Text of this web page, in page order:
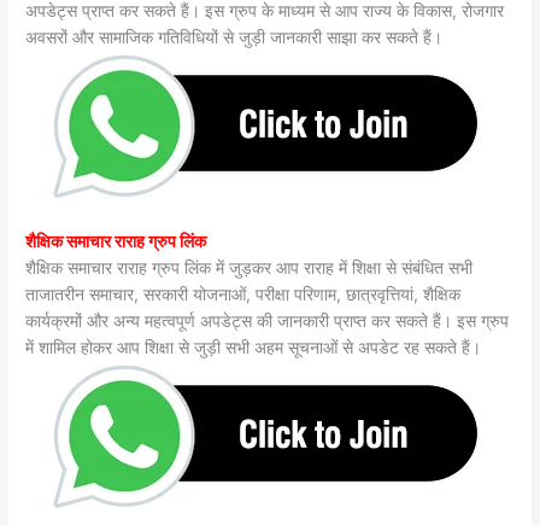
अपडेट्स प्राप्त कर सकते हैं। इस ग्रुप के माध्यम से आप राज्य के विकास, रोजगार
अवसरों और सामाजिक गतिविधियों से जुड़ी जानकारी साझा कर सकते हैं।
शैक्षिक समाचार राराह ग्रुप लिंक
शैक्षिक समाचार राराह ग्रुप लिंक में जुड़कर आप राराह में शिक्षा से संबंधित सभी
ताजातरीन समाचार, सरकारी योजनाओं, परीक्षा परिणाम, छात्रवृत्तियां, शैक्षिक
कार्यक्रमों और अन्य महत्वपूर्ण अपडेट्स की जानकारी प्राप्त कर सकते हैं। इस ग्रुप
में शामिल होकर आप शिक्षा से जुड़ी सभी अहम सूचनाओं से अपडेट रह सकते हैं।